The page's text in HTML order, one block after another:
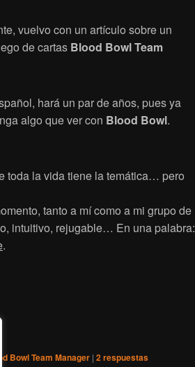
vuelvo con un artículo sobre un
de cartas Blood Bowl Team
hará un par de años, pues ya
algo que ver con Blood Bowl.
toda la vida tiene la temática… pero
tanto a mí como a mi grupo de
intuitivo, rejugable… En una palabra:
.
Bowl Team Manager
Bowl Team Manager | 2respuestas